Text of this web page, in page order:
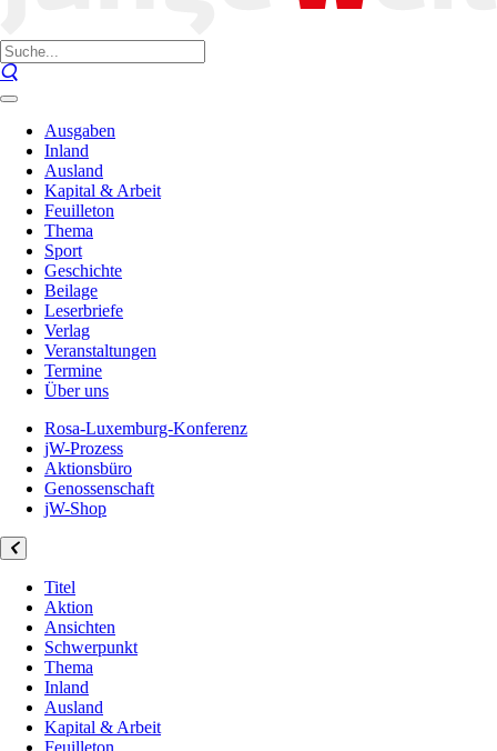
Ausgaben
Inland
Ausland
Kapital & Arbeit
Feuilleton
Thema
Sport
Geschichte
Beilage
Leserbriefe
Verlag
Veranstaltungen
Termine
Über uns
Rosa-Luxemburg-Konferenz
jW-Prozess
Aktionsbüro
Genossenschaft
jW-Shop
Titel
Aktion
Ansichten
Schwerpunkt
Thema
Inland
Ausland
Kapital & Arbeit
Feuilleton